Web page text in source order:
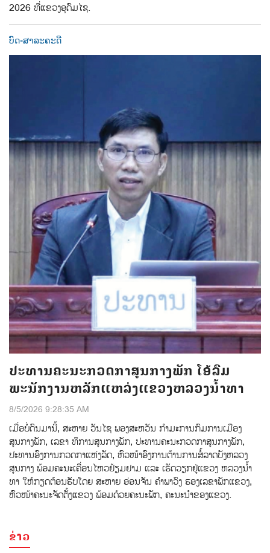
2026 ທີ່ແຂວງອຸດົມໄຊ.
ບົດ-ສາລະຄະດີ
ປະທານຄະນະກວດກາສູນກາງພັກ ໂອ້ລົມ
ພະນັກງານຫລັກແຫລ່ງແຂວງຫລວງນໍ້າທາ
8/5/2026 9:28:35 AM
ເມ່ືອບ່ໍດົນມານ້ີ, ສະຫາຍ ວັນໄຊ ພອງສະຫວັນ ກໍາມະການກົມການເມືອງ
ສູນກາງພັກ, ເລຂາ ທິການສູນກາງພັກ, ປະທານຄະນະກວດກາສູນກາງພັກ,
ປະທານອົງການກວດກາແຫ່ງລັດ, ຫົວໜ້າອົງການຕ້ານການສໍ້ລາດບັງຫລວງ
ສູນກາງ ພ້ອມຄະນະເຄື່ອນໄຫວຢ້ຽມຢາມ ແລະ ເຮັດວຽກຢູ່ແຂວງ ຫລວງນໍ້າ
ທາ ໃຫ້ກຽດຕ້ອນຮັບໂດຍ ສະຫາຍ ອ່ອນຈັນ ຄຳພາວົງ ຮອງເລຂາພັກແຂວງ,
ຫົວໜ້າຄະນະຈັດຕັ້ງແຂວງ ພ້ອມດ້ວຍຄະນະພັກ, ຄະນະນຳຂອງແຂວງ.
ຂ່າວ